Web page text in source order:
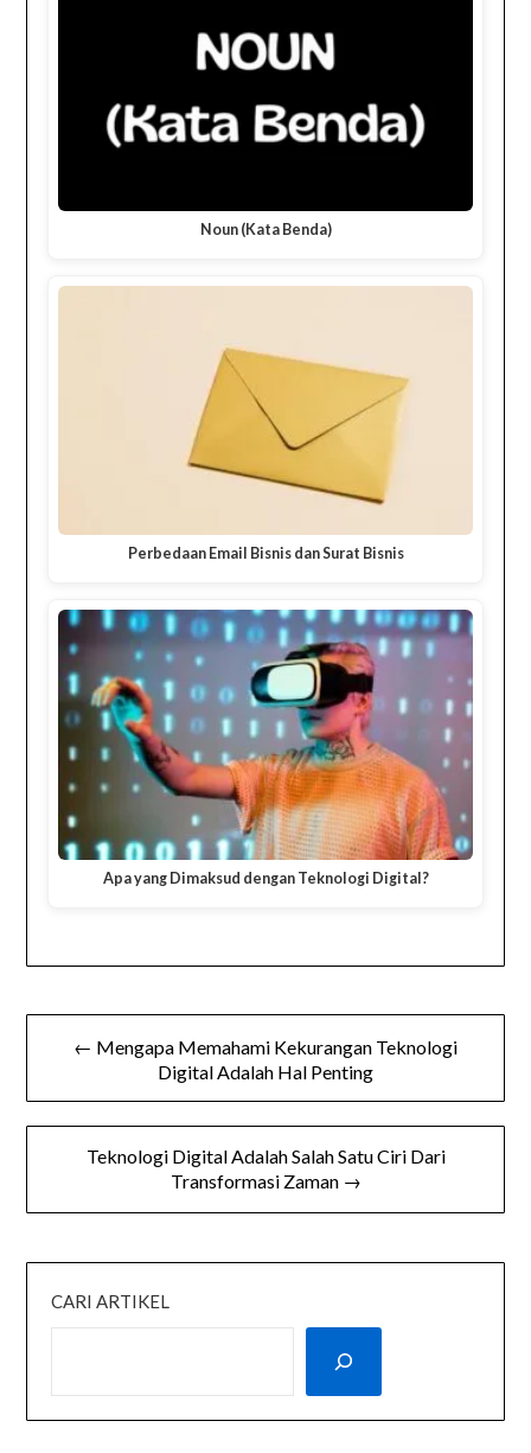
Noun (Kata Benda)
Perbedaan Email Bisnis dan Surat Bisnis
Apa yang Dimaksud dengan Teknologi Digital?
Navigasi
← Mengapa Memahami Kekurangan Teknologi
Digital Adalah Hal Penting
Teknologi Digital Adalah Salah Satu Ciri Dari
Transformasi Zaman →
CARI ARTIKEL